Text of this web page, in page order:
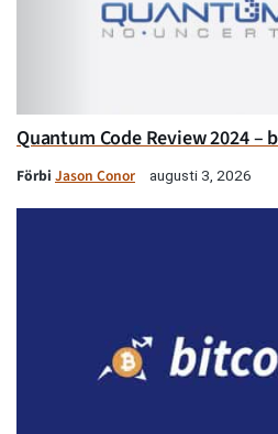
Quantum Code Review 2024
Förbi Jason Conor augusti 3, 2026